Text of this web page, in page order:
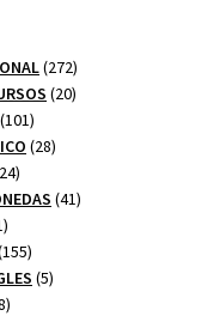
272272
productos
2020
101101
productos
2828
2424
productos
4141
341
productos
155155
productos
55
98